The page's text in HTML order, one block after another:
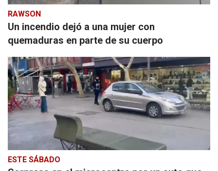
RAWSON
Un incendio dejó a una mujer con
quemaduras en parte de su cuerpo
ESTE SÁBADO